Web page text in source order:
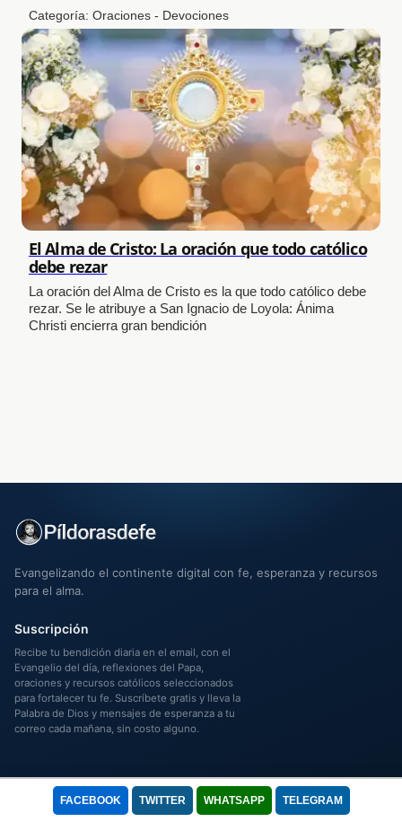
FACEBOOK TWITTER WHATSAPP TELEGRAM
Categoría: Oraciones - Devociones
El Alma de Cristo: La oración que todo católico
debe rezar
La oración del Alma de Cristo es la que todo católico debe
rezar. Se le atribuye a San Ignacio de Loyola: Ánima
Christi encierra gran bendición
Evangelizando el continente digital con fe, esperanza y recursos
para el alma.
Suscripción
Recibe tu bendición diaria en el email, con el
Evangelio del día, reflexiones del Papa,
oraciones y recursos católicos seleccionados
para fortalecer tu fe. Suscríbete gratis y lleva la
Palabra de Dios y mensajes de esperanza a tu
correo cada mañana, sin costo alguno.
EXPLORAR
Servicios